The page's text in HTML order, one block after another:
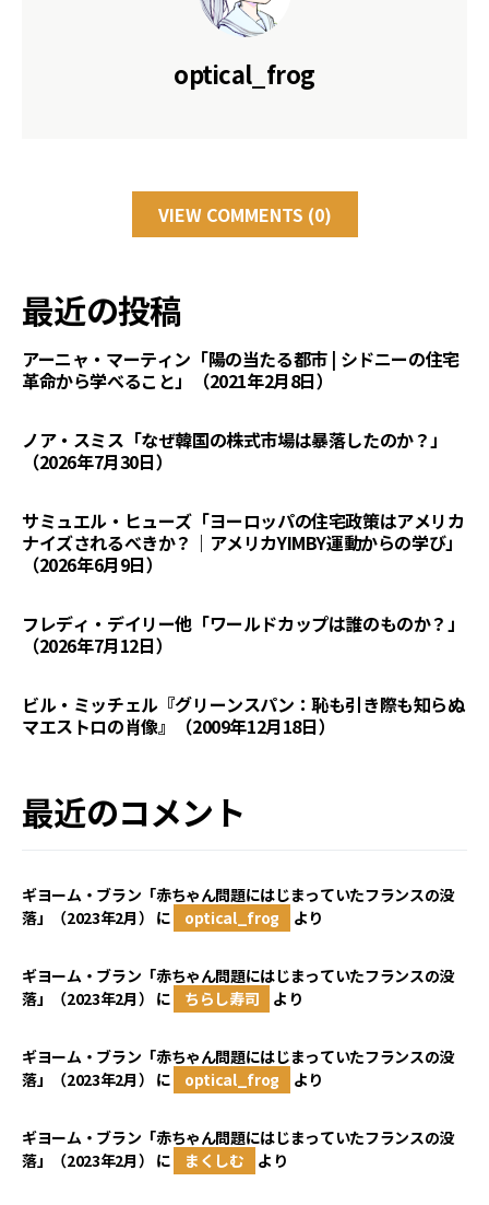
optical_frog
VIEW COMMENTS (0)
最近の投稿
アーニャ・マーティン「陽の当たる都市 | シドニーの住宅
革命から学べること」（2021年2月8日）
ノア・スミス「なぜ韓国の株式市場は暴落したのか？」
（2026年7月30日）
サミュエル・ヒューズ「ヨーロッパの住宅政策はアメリカ
ナイズされるべきか？｜アメリカYIMBY運動からの学び」
（2026年6月9日）
フレディ・デイリー他「ワールドカップは誰のものか？」
（2026年7月12日）
ビル・ミッチェル『グリーンスパン：恥も引き際も知らぬ
マエストロの肖像』（2009年12月18日）
最近のコメント
ギヨーム・ブラン「赤ちゃん問題にはじまっていたフランスの没
落」（2023年2月） に optical_frog より
ギヨーム・ブラン「赤ちゃん問題にはじまっていたフランスの没
落」（2023年2月） に ちらし寿司 より
ギヨーム・ブラン「赤ちゃん問題にはじまっていたフランスの没
落」（2023年2月） に optical_frog より
ギヨーム・ブラン「赤ちゃん問題にはじまっていたフランスの没
落」（2023年2月） に まくしむ より